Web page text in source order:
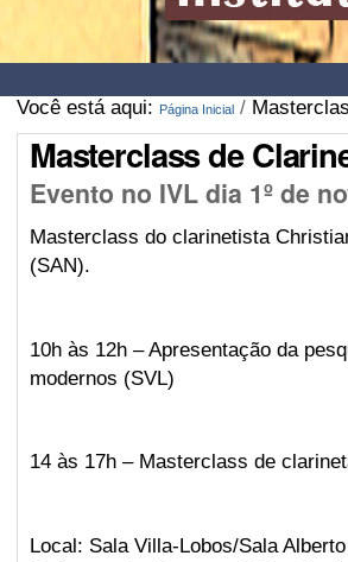
Você está aqui: Página Inicial /
Masterclass de
Evento no IVL dia 1º de
Masterclass do clarinetista
(SAN).
10h às 12h – Apresentação da
modernos (SVL)
14 às 17h – Masterclass de
Local: Sala Villa-Lobos/Sala